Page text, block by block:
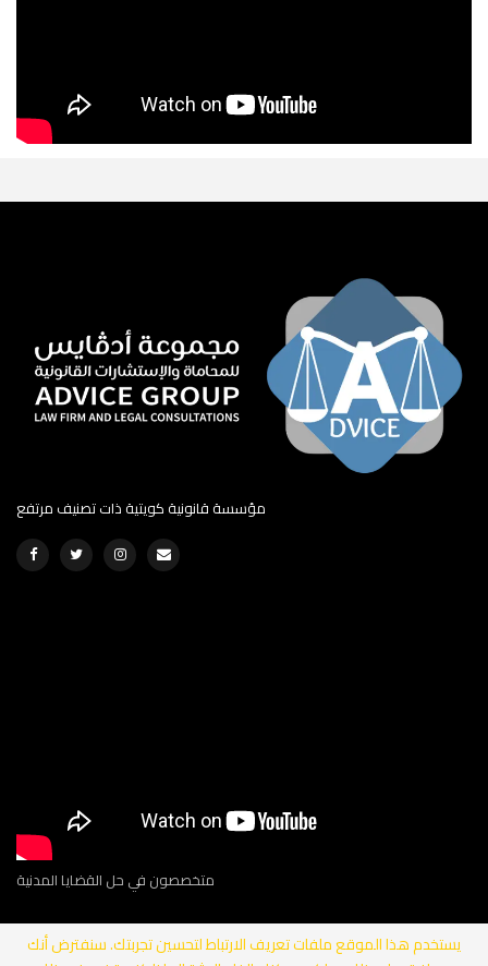
مؤسسة قانونية كويتية ذات تصنيف مرتفع
متخصصون في حل القضايا المدنية
يستخدم هذا الموقع ملفات تعريف الارتباط لتحسين تجربتك. سنفترض أنك